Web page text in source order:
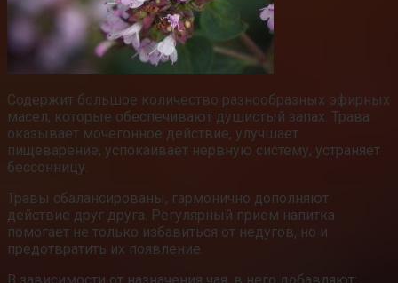
Содержит большое количество разнообразных эфирных
масел, которые обеспечивают душистый запах. Трава
оказывает мочегонное действие, улучшает
пищеварение, успокаивает нервную систему, устраняет
бессонницу.
Травы сбалансированы, гармонично дополняют
действие друг друга. Регулярный прием напитка
помогает не только избавиться от недугов, но и
предотвратить их появление.